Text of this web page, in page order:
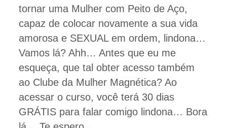
tornar uma Mulher com Peito de Aço,
capaz de colocar novamente a sua vida
amorosa e SEXUAL em ordem, lindona…
Vamos lá? Ahh… Antes que eu me
esqueça, que tal obter acesso também
ao Clube da Mulher Magnética? Ao
acessar o curso, você terá 30 dias
GRÁTIS para falar comigo lindona… Bora